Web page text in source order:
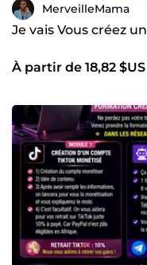
MerveilleMama
Je vais Vous créez
À partir de 18,82 $US